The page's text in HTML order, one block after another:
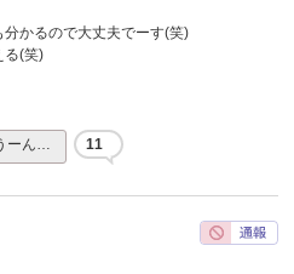
かるので大丈夫でーす(笑)
る(笑)
ーん… 11